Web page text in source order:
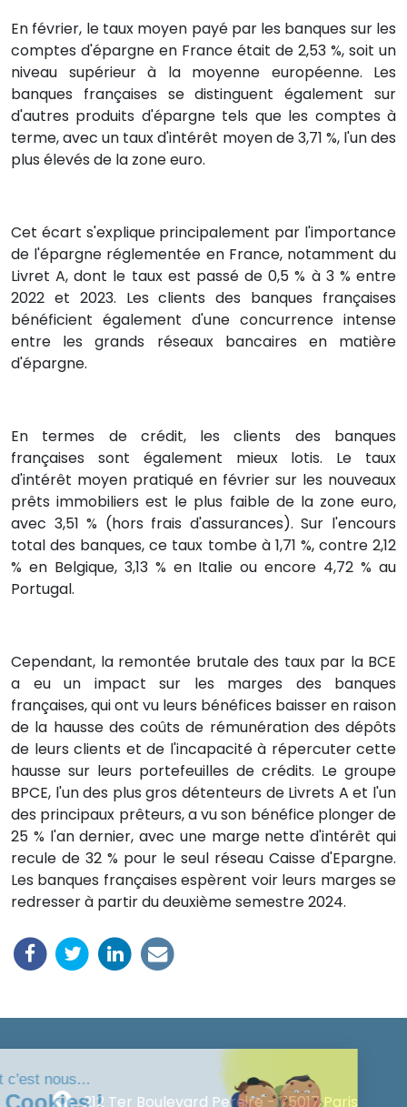
En février, le taux moyen payé par les banques sur les
comptes d'épargne en France était de 2,53 %, soit un
niveau supérieur à la moyenne européenne. Les
banques françaises se distinguent également sur
d'autres produits d'épargne tels que les comptes à
terme, avec un taux d'intérêt moyen de 3,71 %, l'un des
plus élevés de la zone euro.
Cet écart s'explique principalement par l'importance
de l'épargne réglementée en France, notamment du
Livret A, dont le taux est passé de 0,5 % à 3 % entre
2022 et 2023. Les clients des banques françaises
bénéficient également d'une concurrence intense
entre les grands réseaux bancaires en matière
d'épargne.
En termes de crédit, les clients des banques
françaises sont également mieux lotis. Le taux
d'intérêt moyen pratiqué en février sur les nouveaux
prêts immobiliers est le plus faible de la zone euro,
avec 3,51 % (hors frais d'assurances). Sur l'encours
total des banques, ce taux tombe à 1,71 %, contre 2,12
% en Belgique, 3,13 % en Italie ou encore 4,72 % au
Portugal.
Cependant, la remontée brutale des taux par la BCE
a eu un impact sur les marges des banques
françaises, qui ont vu leurs bénéfices baisser en raison
de la hausse des coûts de rémunération des dépôts
de leurs clients et de l'incapacité à répercuter cette
hausse sur leurs portefeuilles de crédits. Le groupe
BPCE, l'un des plus gros détenteurs de Livrets A et l'un
des principaux prêteurs, a vu son bénéfice plonger de
25 % l'an dernier, avec une marge nette d'intérêt qui
recule de 32 % pour le seul réseau Caisse d'Epargne.
Les banques françaises espèrent voir leurs marges se
redresser à partir du deuxième semestre 2024.
212 Ter Boulevard Pereire - 75017 Paris
Salut c'est nous...
les Cookies !